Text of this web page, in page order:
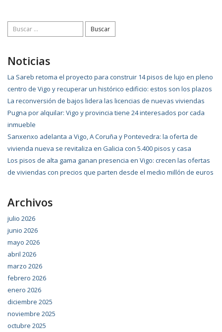
Buscar:
Noticias
La Sareb retoma el proyecto para construir 14 pisos de lujo en pleno
centro de Vigo y recuperar un histórico edificio: estos son los plazos
La reconversión de bajos lidera las licencias de nuevas viviendas
Pugna por alquilar: Vigo y provincia tiene 24 interesados por cada
inmueble
Sanxenxo adelanta a Vigo, A Coruña y Pontevedra: la oferta de
vivienda nueva se revitaliza en Galicia con 5.400 pisos y casa
Los pisos de alta gama ganan presencia en Vigo: crecen las ofertas
de viviendas con precios que parten desde el medio millón de euros
Archivos
julio 2026
junio 2026
mayo 2026
abril 2026
marzo 2026
febrero 2026
enero 2026
diciembre 2025
noviembre 2025
octubre 2025